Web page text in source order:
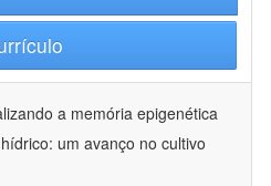
a memória epigenética
um avanço no cultivo